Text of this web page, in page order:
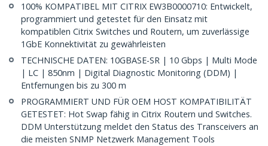
100% KOMPATIBEL MIT CITRIX EW3B0000710: Entwickelt,
programmiert und getestet für den Einsatz mit
kompatiblen Citrix Switches und Routern, um zuverlässige
1GbE Konnektivität zu gewährleisten
TECHNISCHE DATEN: 10GBASE-SR | 10 Gbps | Multi Mode
| LC | 850nm | Digital Diagnostic Monitoring (DDM) |
Entfernungen bis zu 300 m
PROGRAMMIERT UND FÜR OEM HOST KOMPATIBILITÄT
GETESTET: Hot Swap fähig in Citrix Routern und Switches.
DDM Unterstützung meldet den Status des Transceivers an
die meisten SNMP Netzwerk Management Tools